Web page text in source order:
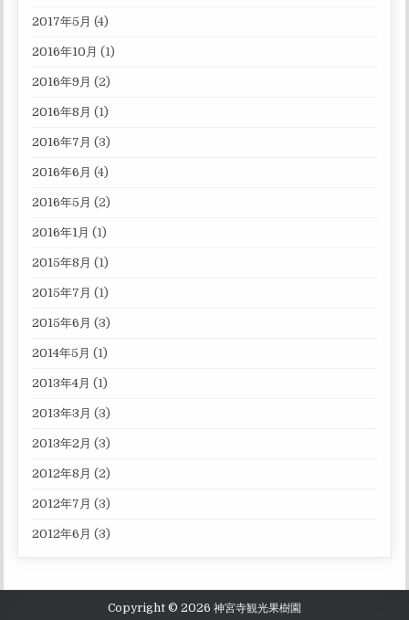
2017年5月 (4)
2016年10月 (1)
2016年9月 (2)
2016年8月 (1)
2016年7月 (3)
2016年6月 (4)
2016年5月 (2)
2016年1月 (1)
2015年8月 (1)
2015年7月 (1)
2015年6月 (3)
2014年5月 (1)
2013年4月 (1)
2013年3月 (3)
2013年2月 (3)
2012年8月 (2)
2012年7月 (3)
2012年6月 (3)
Copyright © 2026 神宮寺観光果樹園